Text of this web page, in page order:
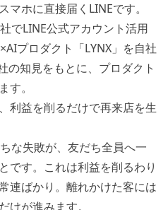
ホに直接届くLINEです。
でLINE公式アカウント活用
プロダクト「LYNX」を自社
の知見をもとに、プロダクト
す。
利益を削るだけで再来店を生
な失敗が、友だち全員へ一
です。これは利益を削るわり
連ばかり。離れかけた客には
けが進みます。